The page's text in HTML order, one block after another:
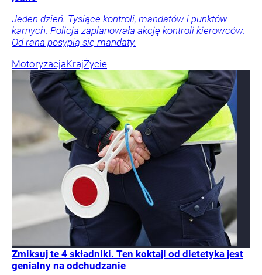
Jeden dzień. Tysiące kontroli, mandatów i punktów
karnych. Policja zaplanowała akcję kontroli kierowców.
Od rana posypią się mandaty.
MotoryzacjaKrajŻycie
Zmiksuj te 4 składniki. Ten koktajl od dietetyka jest
genialny na odchudzanie